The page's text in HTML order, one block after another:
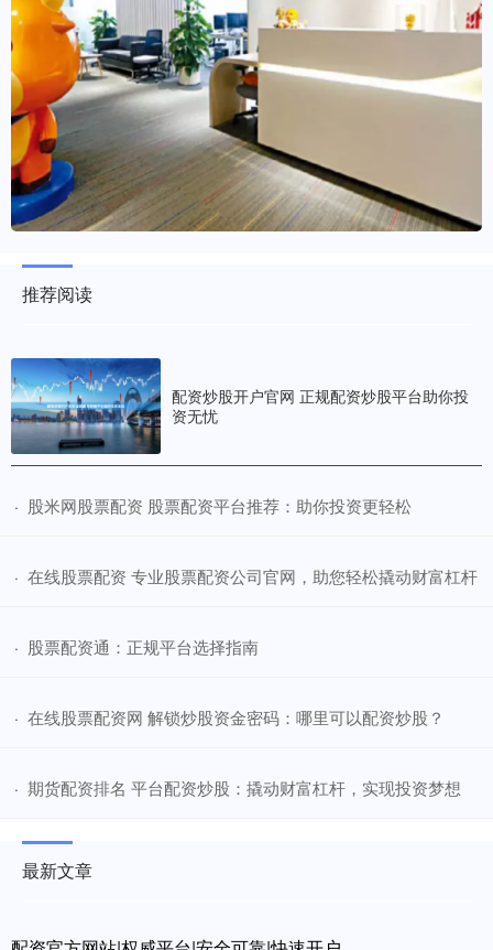
推荐阅读
配资炒股开户官网 正规配资炒股平台助你投
资无忧
· ​股米网股票配资 股票配资平台推荐：助你投资更轻松
· ​在线股票配资 专业股票配资公司官网，助您轻松撬动财富杠杆
· ​股票配资通：正规平台选择指南
· ​在线股票配资网 解锁炒股资金密码：哪里可以配资炒股？
· ​期货配资排名 平台配资炒股：撬动财富杠杆，实现投资梦想
最新文章